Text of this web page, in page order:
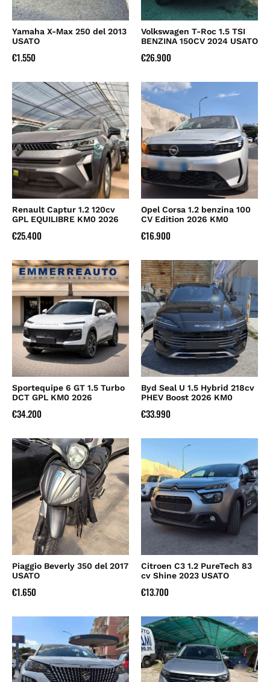
Yamaha X-Max 250 del 2013
USATO
€1.550
Volkswagen T-Roc 1.5 TSI
BENZINA 150CV 2024 USATO
€26.900
Renault Captur 1.2 120cv
GPL EQUILIBRE KM0 2026
€25.400
Opel Corsa 1.2 benzina 100
CV Edition 2026 KM0
€16.900
Sportequipe 6 GT 1.5 Turbo
DCT GPL KM0 2026
€34.200
Byd Seal U 1.5 Hybrid 218cv
PHEV Boost 2026 KM0
€33.990
Piaggio Beverly 350 del 2017
USATO
€1.650
Citroen C3 1.2 PureTech 83
cv Shine 2023 USATO
€13.700